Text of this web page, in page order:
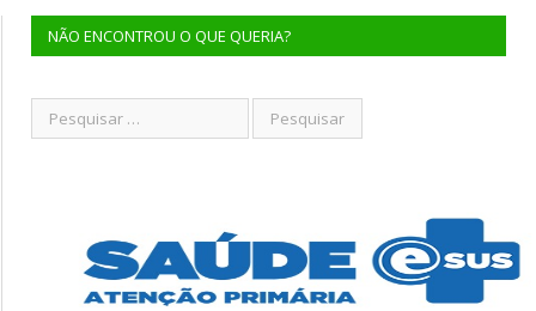
NÃO ENCONTROU O QUE QUERIA?